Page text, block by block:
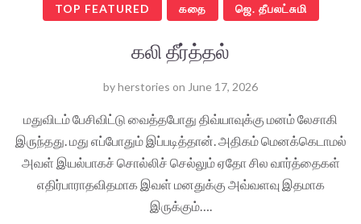
TOP FEATURED கதை ஜெ. தீபலட்சுமி
கலி தீர்த்தல்
byherstories on June 17, 2026
மதுவிடம் பேசிவிட்டு வைத்தபோது திவ்யாவுக்கு மனம் லேசாகி
இருந்தது. மது எப்போதும் இப்படித்தான். அதிகம் மெனக்கெடாமல்
அவள் இயல்பாகச் சொல்லிச் செல்லும் ஏதோ சில வார்த்தைகள்
எதிர்பாராதவிதமாக இவள் மனதுக்கு அவ்வளவு இதமாக
இருக்கும்….